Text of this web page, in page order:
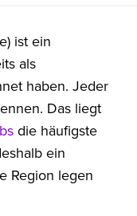
ist ein
als
haben. Jeder
Das liegt
die häufigste
ein
Region legen